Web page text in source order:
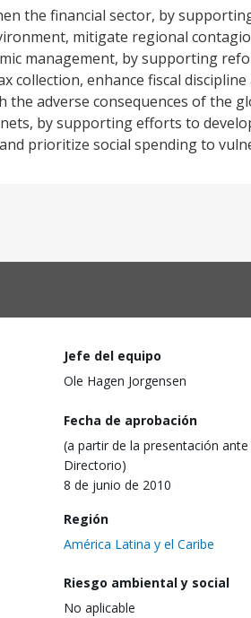
the financial sector, by
mitigate regional
management, by supporting
collection, enhance fiscal
adverse consequences of the
by supporting efforts to
prioritize social spending to
Jefe del equipo
Ole Hagen Jorgensen
Fecha de aprobación
(a partir de la presentación ante
Directorio)
8 de junio de 2010
Región
América Latina y el Caribe
Riesgo ambiental y social
No aplicable